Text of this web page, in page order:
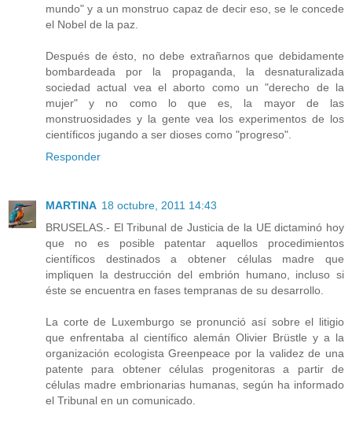
mundo" y a un monstruo capaz de decir eso, se le concede
el Nobel de la paz.
Después de ésto, no debe extrañarnos que debidamente
bombardeada por la propaganda, la desnaturalizada
sociedad actual vea el aborto como un "derecho de la
mujer" y no como lo que es, la mayor de las
monstruosidades y la gente vea los experimentos de los
científicos jugando a ser dioses como "progreso".
Responder
MARTINA 18 octubre, 2011 14:43
BRUSELAS.- El Tribunal de Justicia de la UE dictaminó hoy
que no es posible patentar aquellos procedimientos
científicos destinados a obtener células madre que
impliquen la destrucción del embrión humano, incluso si
éste se encuentra en fases tempranas de su desarrollo.
La corte de Luxemburgo se pronunció así sobre el litigio
que enfrentaba al científico alemán Olivier Brüstle y a la
organización ecologista Greenpeace por la validez de una
patente para obtener células progenitoras a partir de
células madre embrionarias humanas, según ha informado
el Tribunal en un comunicado.